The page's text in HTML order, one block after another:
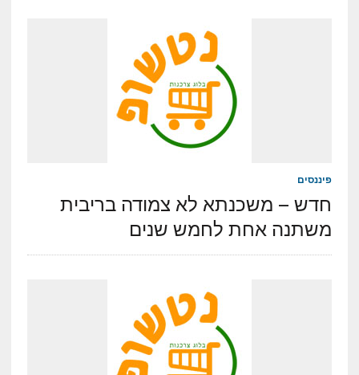
פיננסים
חדש – משכנתא לא צמודה בריבית
משתנה אחת לחמש שנים